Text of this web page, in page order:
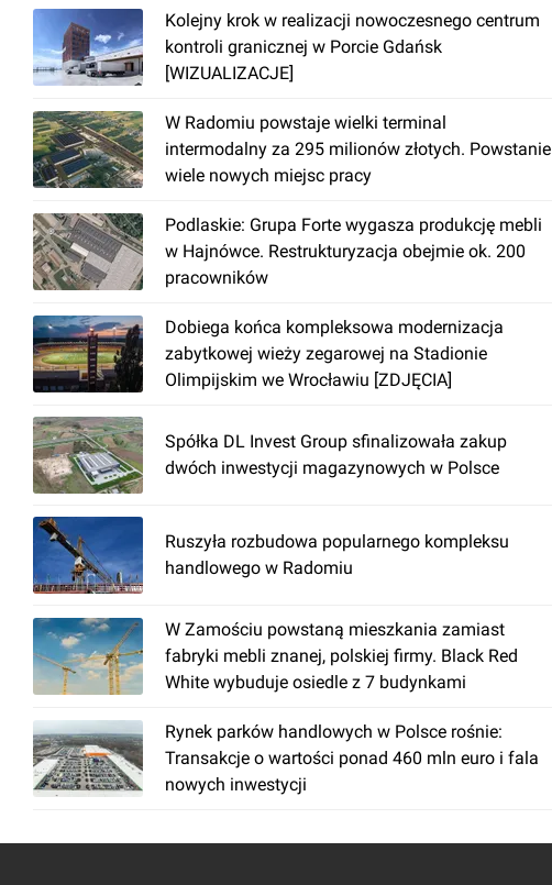
Kolejny krok w realizacji nowoczesnego centrum
kontroli granicznej w Porcie Gdańsk
[WIZUALIZACJE]
W Radomiu powstaje wielki terminal
intermodalny za 295 milionów złotych. Powstanie
wiele nowych miejsc pracy
Podlaskie: Grupa Forte wygasza produkcję mebli
w Hajnówce. Restrukturyzacja obejmie ok. 200
pracowników
Dobiega końca kompleksowa modernizacja
zabytkowej wieży zegarowej na Stadionie
Olimpijskim we Wrocławiu [ZDJĘCIA]
Spółka DL Invest Group sfinalizowała zakup
dwóch inwestycji magazynowych w Polsce
Ruszyła rozbudowa popularnego kompleksu
handlowego w Radomiu
W Zamościu powstaną mieszkania zamiast
fabryki mebli znanej, polskiej firmy. Black Red
White wybuduje osiedle z 7 budynkami
Rynek parków handlowych w Polsce rośnie:
Transakcje o wartości ponad 460 mln euro i fala
nowych inwestycji